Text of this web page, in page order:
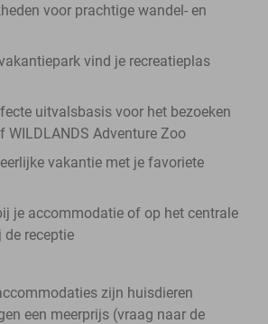
voor prachtige wandel- en
vind je recreatieplas
uitvalsbasis voor het bezoeken
WILDLANDS Adventure Zoo
vakantie met je favoriete
je accommodatie of op het centrale
de receptie
zijn huisdieren
een meerprijs (vraag naar de